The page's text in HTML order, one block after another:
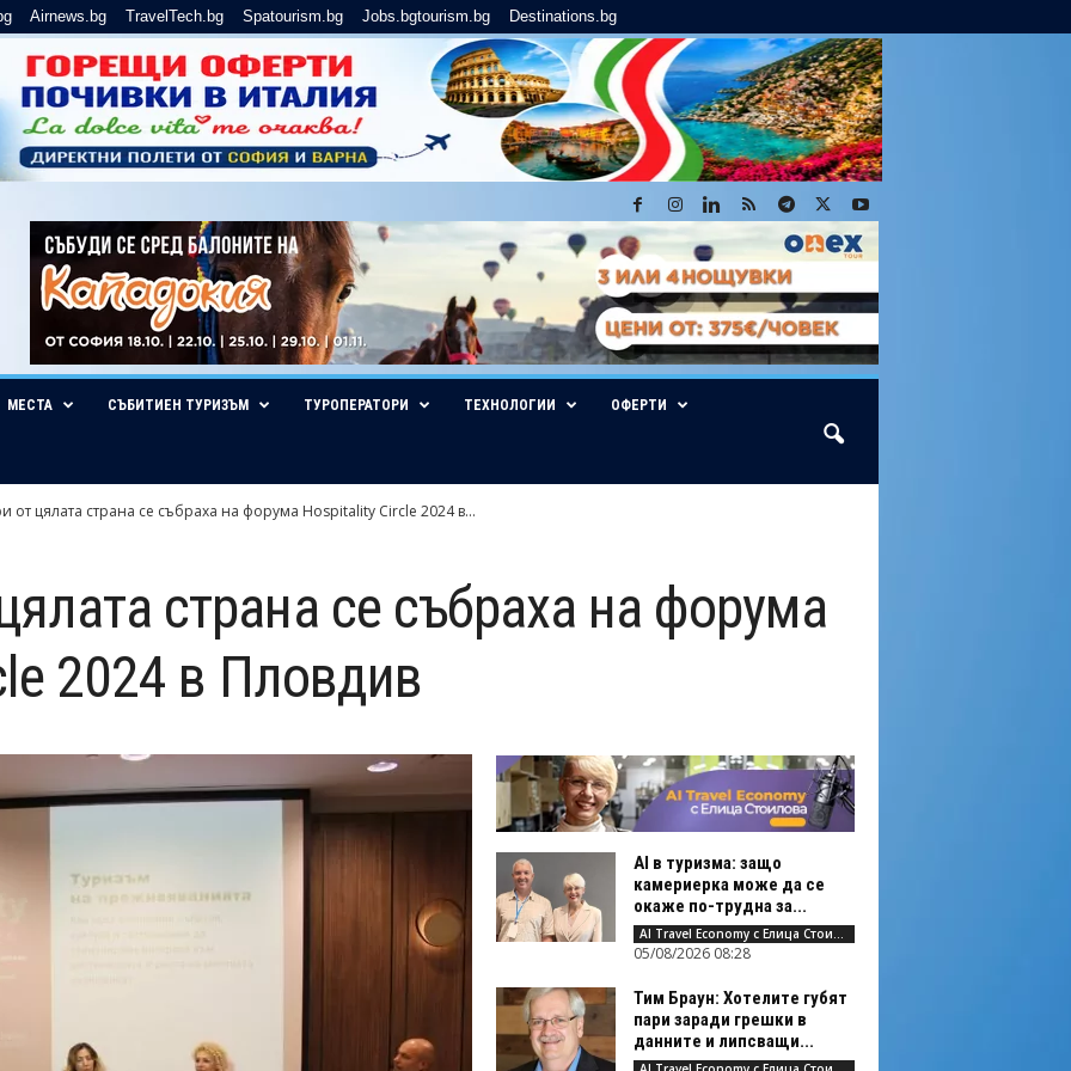
Airnews.bg TravelTech.bg Spatourism.bg Jobs.bgtourism.bg Destinations.bg
МЕСТА СЪБИТИЕН ТУРИЗЪМ ТУРОПЕРАТОРИ ТЕХНОЛОГИИ ОФЕРТИ
от цялата страна се събраха на форума Hospitality Circle 2024 в...
страна се събраха на форума
2024 в Пловдив
AI в туризма: защо
камериерка може да се
окаже по-трудна за...
AI Travel Economy с Елица Стоилова
05/08/2026 08:28
Тим Браун: Хотелите губят
пари заради грешки в
данните и липсващи...